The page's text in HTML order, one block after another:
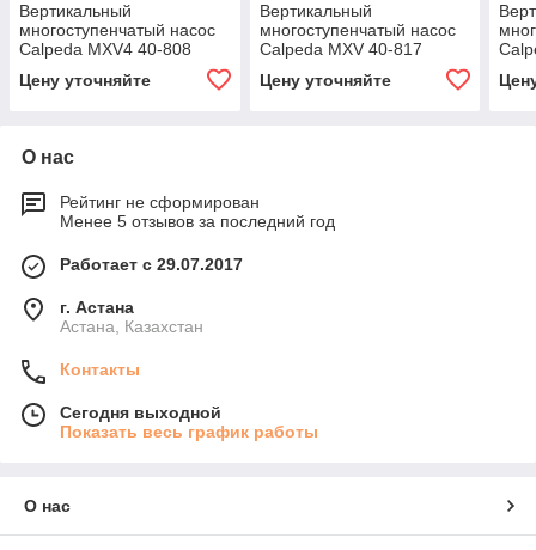
Вертикальный
многоступенчатый насос
Calpeda MXV4 40-808
Цену уточняйте
Вертикальный
многоступенчатый насос
Calpeda MXV 40-817
Цену уточняйте
О нас
Рейтинг не сформирован
Менее 5 отзывов за последний год
Работает с 29.07.2017
г. Астана
Астана, Казахстан
Контакты
Сегодня выходной
Показать весь график работы
О нас